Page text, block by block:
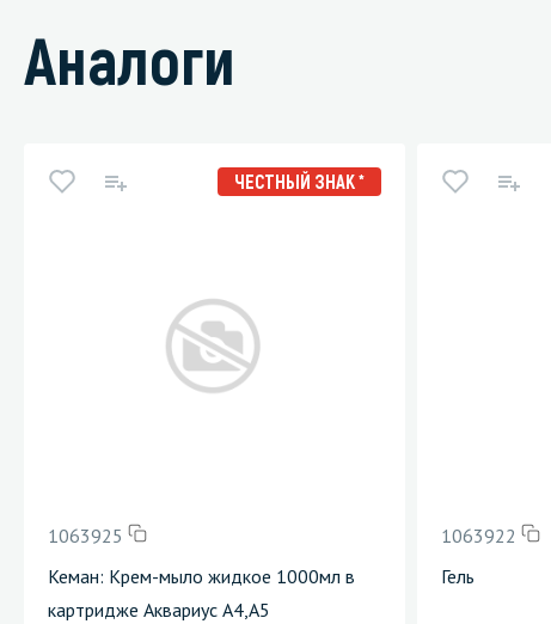
Аналоги
ЧЕСТНЫЙ ЗНАК *
1063925
Кеман: Крем-мыло жидкое 1000мл в
картридже Аквариус A4,A5
1063922
Гель